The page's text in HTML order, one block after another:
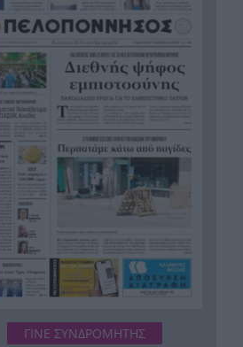
Η μεγάλη ιστορία του
παπαγάλου που κλάπηκε το
2017 και βρέθηκε μετά από 9
χρόνια
Φρίκη στην Κρήτη: Τουρίστας
ρωτούσε πόσο να πληρώσει
για να ασελγήσει σε 10χρονο
Πιάστηκε στα πράσα με 106
συσκευασίες χασίς σε
προαύλιο σχολείου στο
Μαρούσι
Μαγνησία: «Aκυβέρνητο»
φορτηγό έκοψε στύλο
ΓΙΝΕ ΣΥΝΔΡΟΜΗΤΗΣ